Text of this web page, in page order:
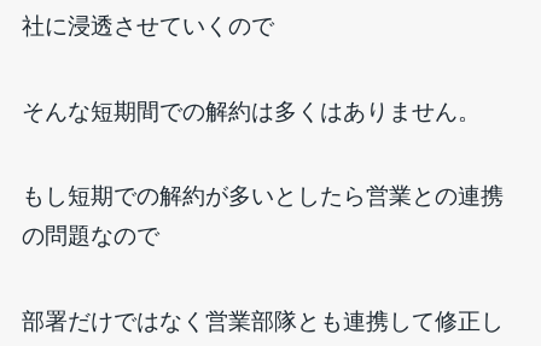
社に浸透させていくので
そんな短期間での解約は多くはありません。
もし短期での解約が多いとしたら営業との連携
の問題なので
部署だけではなく営業部隊とも連携して修正し